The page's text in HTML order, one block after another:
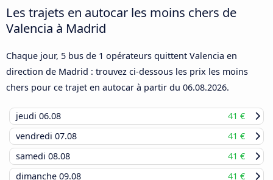
Les trajets en autocar les moins chers de
Valencia à Madrid
Chaque jour, 5 bus de 1 opérateurs quittent Valencia en
direction de Madrid : trouvez ci-dessous les prix les moins
chers pour ce trajet en autocar à partir du 06.08.2026.
jeudi 06.08
41 €
vendredi 07.08
41 €
samedi 08.08
41 €
dimanche 09.08
41 €